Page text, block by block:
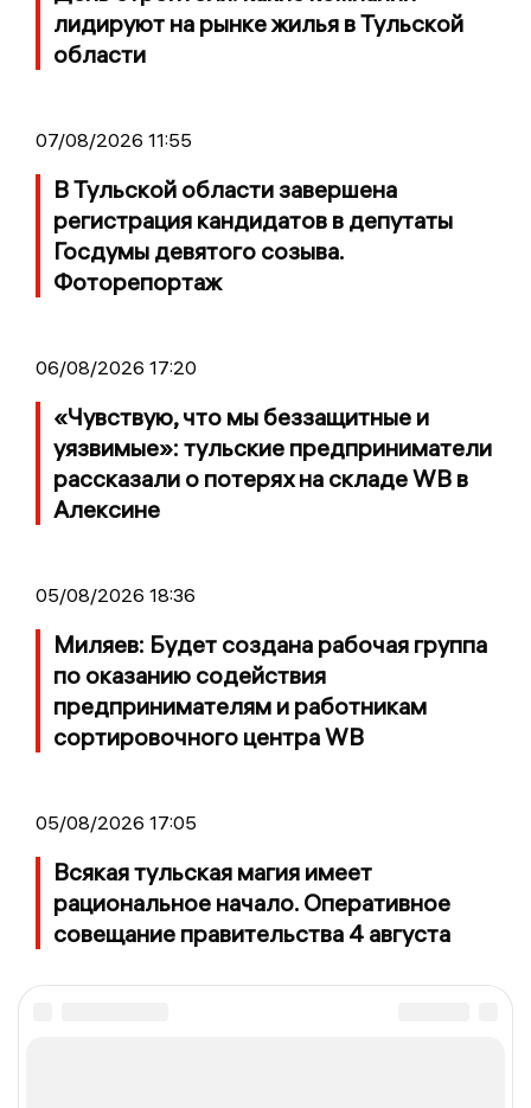
лидируют на рынке жилья в Тульской
области
07/08/2026 11:55
В Тульской области завершена
регистрация кандидатов в депутаты
Госдумы девятого созыва.
Фоторепортаж
06/08/2026 17:20
«Чувствую, что мы беззащитные и
уязвимые»: тульские предприниматели
рассказали о потерях на складе WB в
Алексине
05/08/2026 18:36
Миляев: Будет создана рабочая группа
по оказанию содействия
предпринимателям и работникам
сортировочного центра WB
05/08/2026 17:05
Всякая тульская магия имеет
рациональное начало. Оперативное
совещание правительства 4 августа